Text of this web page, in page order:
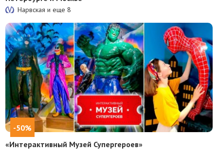
Нарвская и еще8
-50%
«Интерактивный Музей Супергероев»